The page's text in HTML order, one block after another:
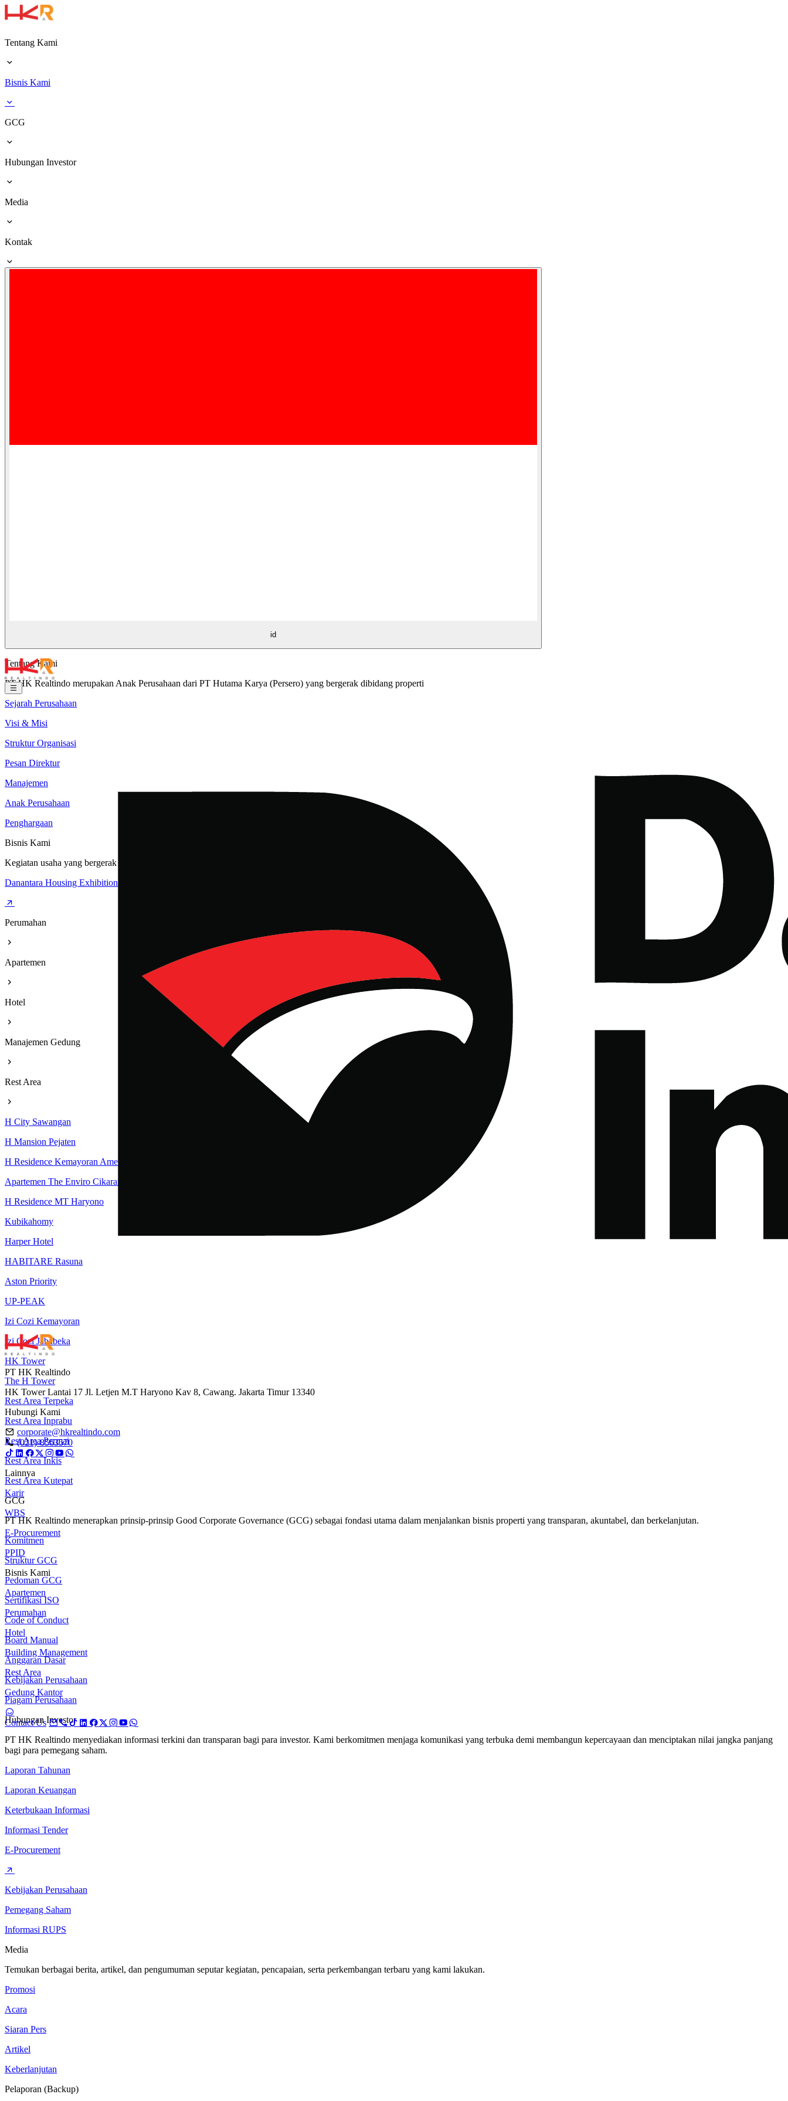
Tentang Kami
Bisnis Kami
GCG
Hubungan Investor
Media
Kontak
id
Tentang Kami
PT HK Realtindo merupakan Anak Perusahaan dari PT Hutama Karya (Persero) yang bergerak dibidang properti
Sejarah Perusahaan
Visi & Misi
Struktur Organisasi
Pesan Direktur
Manajemen
Anak Perusahaan
Penghargaan
Bisnis Kami
Kegiatan usaha yang bergerak dibidang Perumahan, Apartemen, Hotel, Manajemen Properti dan Rest Area
Danantara Housing Exhibition
Perumahan
Apartemen
Hotel
Manajemen Gedung
Rest Area
H City Sawangan
H Mansion Pejaten
H Residence Kemayoran Amethyst Tower
Apartemen The Enviro Cikarang
H Residence MT Haryono
Kubikahomy
Harper Hotel
HABITARE Rasuna
Aston Priority
UP-PEAK
Izi Cozi Kemayoran
Izi Cozi Jababeka
HK Tower
The H Tower
Rest Area Terpeka
Rest Area Inprabu
Rest Area Permai
Rest Area Inkis
Rest Area Kutepat
GCG
PT HK Realtindo menerapkan prinsip-prinsip Good Corporate Governance (GCG) sebagai fondasi utama dalam menjalankan bisnis properti yang transparan, akuntabel, dan berkelanjutan.
Komitmen
Struktur GCG
Pedoman GCG
Sertifikasi ISO
Code of Conduct
Board Manual
Anggaran Dasar
Kebijakan Perusahaan
Piagam Perusahaan
Hubungan Investor
PT HK Realtindo menyediakan informasi terkini dan transparan bagi para investor. Kami berkomitmen menjaga komunikasi yang terbuka demi membangun kepercayaan dan menciptakan nilai jangka panjang
bagi para pemegang saham.
Laporan Tahunan
Laporan Keuangan
Keterbukaan Informasi
Informasi Tender
E-Procurement
Kebijakan Perusahaan
Pemegang Saham
Informasi RUPS
Media
Temukan berbagai berita, artikel, dan pengumuman seputar kegiatan, pencapaian, serta perkembangan terbaru yang kami lakukan.
Promosi
Acara
Siaran Pers
Artikel
Keberlanjutan
Pelaporan (Backup)
PT HK Realtindo
HK Tower Lantai 17 Jl. Letjen M.T Haryono Kav 8, Cawang. Jakarta Timur 13340
Hubungi Kami
corporate@hkrealtindo.com
(021)-8563570
Lainnya
Karir
WBS
E-Procurement
PPID
Bisnis Kami
Apartemen
Perumahan
Hotel
Building Management
Rest Area
Gedung Kantor
Contact Us